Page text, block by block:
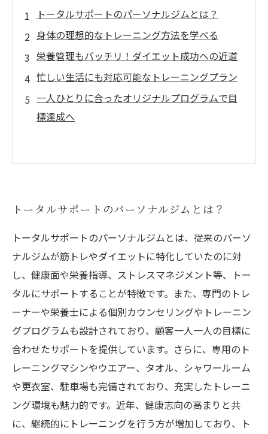
トータルサポートのパーソナルジムとは？
身体の理想的なトレーニング方法を学べる
栄養管理もバッチリ！ダイエット成功への近道
忙しい生活にも対応可能なトレーニングプラン
一人ひとりに合ったオリジナルプログラムで目
標達成へ
トータルサポートのパーソナルジムとは？
トータルサポートのパーソナルジムとは、従来のパーソ
ナルジムが筋トレやダイエットに特化していたのに対
し、健康面や栄養指導、ストレスマネジメント等、トー
タルにサポートすることが特徴です。また、専門のトレ
ーナーや栄養士による個別カウンセリングやトレーニン
グプログラムも設計されており、顧客一人一人の目標に
合わせたサポートを提供しています。さらに、専用のト
レーニングマシンやウエアー、タオル、シャワールーム
や更衣室、駐車場も完備されており、充実したトレーニ
ング環境も魅力的です。近年、健康志向の高まりと共
に、継続的にトレーニングを行う方が増加しており、ト